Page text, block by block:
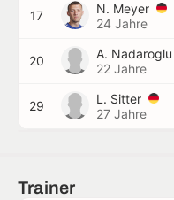
17
N. Meyer
24 Jahre
20
A. Nadaroglu
22 Jahre
29
L. Sitter
27 Jahre
Trainer